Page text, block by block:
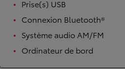
Prise(s) USB
Connexion Bluetooth®
Système audio AM/FM
Ordinateur de bord